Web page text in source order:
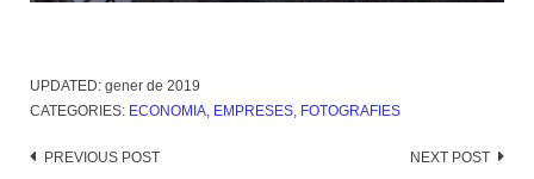
UPDATED: gener de 2019
CATEGORIES: ECONOMIA, EMPRESES, FOTOGRAFIES
Post
PREVIOUS POST NEXT POST